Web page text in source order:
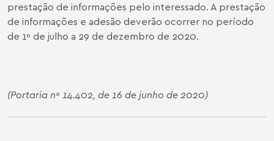
prestação de informações pelo interessado. A prestação
de informações e adesão deverão ocorrer no período
de 1º de julho a 29 de dezembro de 2020.
(Portaria nº 14.402, de 16 de junho de 2020)